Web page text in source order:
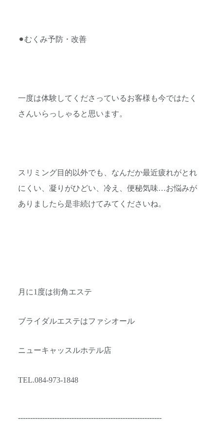
⚫︎むくみ予防・改善
一度は体験してくださっているお客様も今ではたく
さんいらっしゃ ると思います。
スリミング目的以外でも、なんだか最近疲れがとれ
にくい、 凝りがひどい、冷え、便秘気味…お悩みが
ありましたら是非続けてみてくださいね。
月に1度は街角エステ
ブライダルエステはファシオール
ニューキャッスルホテル店
TEL.084-973-1848
-----------------------------------------------------------